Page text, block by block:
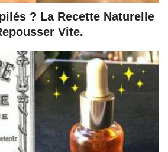
? La Recette Naturelle
Vite.